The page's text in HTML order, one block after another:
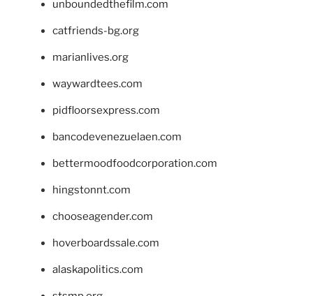
unboundedthefilm.com
catfriends-bg.org
marianlives.org
waywardtees.com
pidfloorsexpress.com
bancodevenezuelaen.com
bettermoodfoodcorporation.com
hingstonnt.com
chooseagender.com
hoverboardssale.com
alaskapolitics.com